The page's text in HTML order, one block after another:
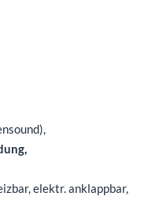
elektr. anklappbar,